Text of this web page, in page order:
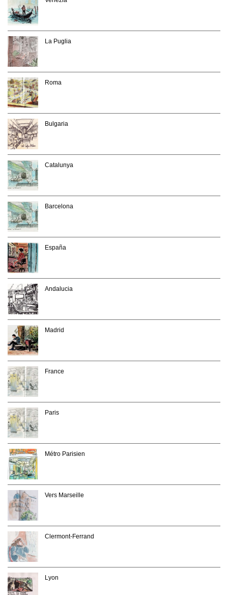
La Puglia
Roma
Bulgaria
Catalunya
Barcelona
España
Andalucia
Madrid
France
Paris
Métro Parisien
Vers Marseille
Clermont-Ferrand
Lyon